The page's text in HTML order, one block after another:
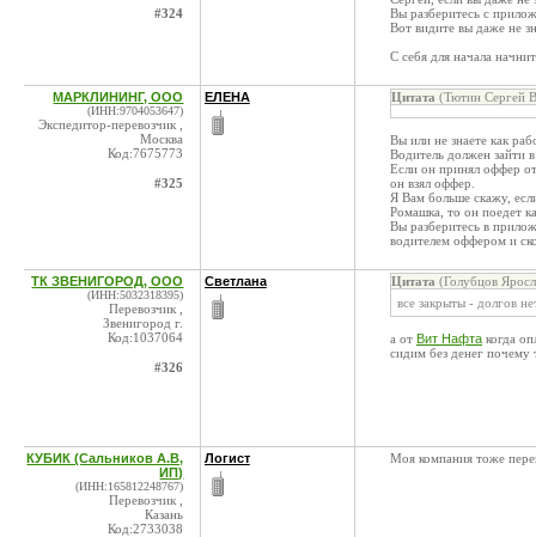
#324
Вы разберитесь с
Вот видите вы даже не
С себя для начала
МАРКЛИНИНГ, ООО
(ИНН:9704053647)
Экспедитор-перевозчик ,
Москва
Код:7675773
#325
ЕЛЕНА Цитата (Тютин Сергей
Вы или не знаете как
Водитель должен зайти
Если он принял оффер
он взял оффер.
Я Вам больше скажу,
Ромашка, то он поедет
Вы разберитесь в
водителем оффером и
ТК ЗВЕНИГОРОД, ООО
(ИНН:5032318395)
Перевозчик ,
Звенигород г.
Код:1037064
#326
Светлана Цитата (Голубцов
все закрыты - долгов
а от Вит Нафта когда
сидим без денег почему
КУБИК (Сальников А.В,
ИП)
(ИНН:165812248767)
Перевозчик ,
Казань
Код:2733038
Логист Моя компания тоже